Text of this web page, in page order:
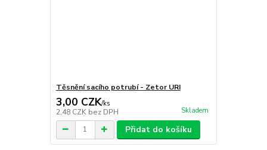
Těsnění sacího potrubí - Zetor URI
3,00 CZK/ks
2,48 CZK bez DPH Skladem
Přidat do košíku